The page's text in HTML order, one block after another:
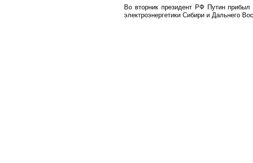
Во вторник президент РФ Путин
электроэнергетики Сибири и Дальнего